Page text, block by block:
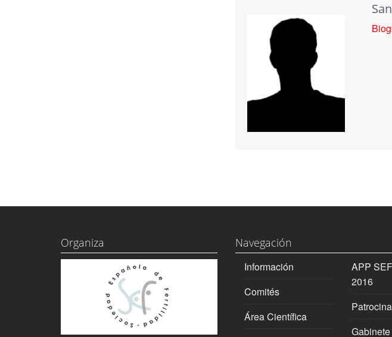
Organiza Navegación
Información
Comités
Área Científica
APP
2016